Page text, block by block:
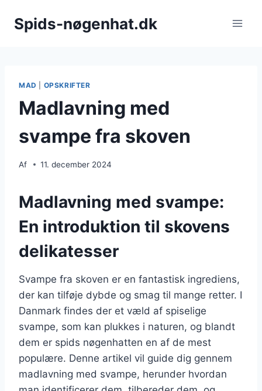
Spids-nøgenhat.dk
MAD OPSKRIFTER
Madlavning med
svampe fra skoven
Af 11. december 2024
Madlavning med svampe:
En introduktion til skovens
delikatesser
Svampe fra skoven er en fantastisk ingrediens,
der kan tilføje dybde og smag til mange retter. I
Danmark findes der et væld af spiselige
svampe, som kan plukkes i naturen, og blandt
dem er spids nøgenhatten en af de mest
populære. Denne artikel vil guide dig gennem
madlavning med svampe, herunder hvordan